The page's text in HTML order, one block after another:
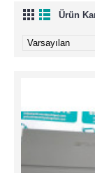
Ürün